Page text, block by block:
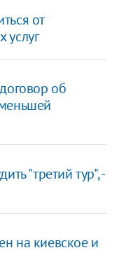
от
услуг
об
"третий тур", -
на киевское и